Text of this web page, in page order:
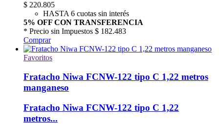
$ 220.805
HASTA 6 cuotas sin interés
5% OFF CON TRANSFERENCIA
* Precio sin Impuestos $ 182.483
Comprar
Favoritos
Fratacho Niwa FCNW-122 tipo C 1,22 metros
manganeso
Fratacho Niwa FCNW-122 tipo C 1,22
metros...